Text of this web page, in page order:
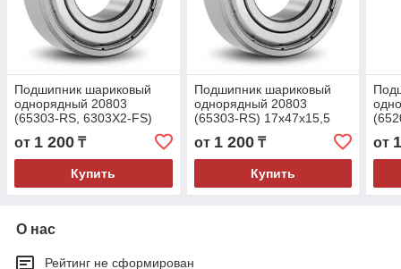
Подшипник шариковый
однорядный 20803
(65303-RS, 6303X2-FS)
17x47x15,5
от 1 200 ₸
Купить
Подшипник шариковый
однорядный 20803
(65303-RS) 17x47x15,5
от 1 200₸
Купить
от
О нас
Рейтинг не сформирован